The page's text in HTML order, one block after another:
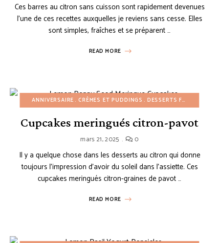
Ces barres au citron sans cuisson sont rapidement devenues
l’une de ces recettes auxquelles je reviens sans cesse. Elles
sont simples, fraîches et se préparent …
READ MORE
ANNIVERSAIRE CRÈMES ET PUDDINGS DESSERTS FACILES
Cupcakes meringués citron-pavot
mars 21, 2025 0
Il y a quelque chose dans les desserts au citron qui donne
toujours l’impression d’avoir du soleil dans l’assiette. Ces
cupcakes meringués citron-graines de pavot …
READ MORE